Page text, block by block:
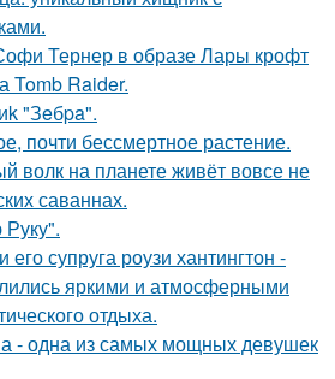
Тернер в образе Лары крофт
Tomb Raider.
"Зeбpa".
почти бессмертное растение.
волк на планете живёт вовсе не
саваннах.
супруга роузи хантингтон -
яркими и атмосферными
отдыха.
- одна из самых мощных девушек